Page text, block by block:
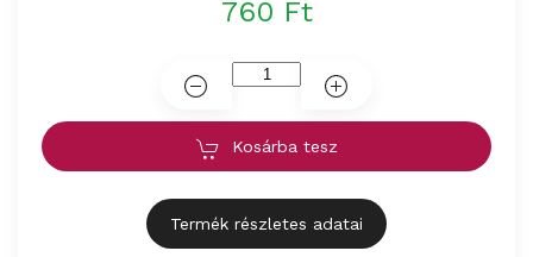
760 Ft
Kosárba tesz
Termék részletes adatai